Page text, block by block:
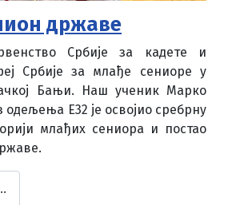
државе
Србије за кадете и
Србије за млађе сениоре у
Бањи. Наш ученик Марко
Е32 је освојио сребрну
млађих сениора и постао